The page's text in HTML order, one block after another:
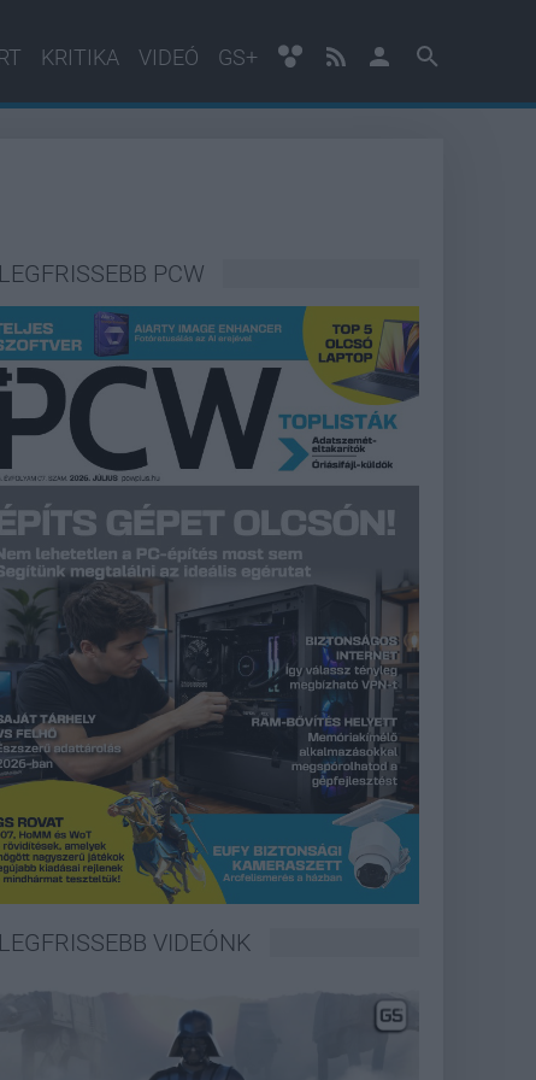
KRITIKA VIDEÓ GS+
LEGFRISSEBB PCW
LEGFRISSEBB VIDEÓNK